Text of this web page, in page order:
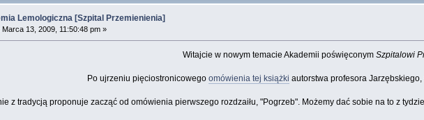
Lemologiczna [Szpital Przemienienia]
Marca 13, 2009, 11:50:48 pm »
Witajcie w nowym temacie Akademii poświęconymSzpitalowi
Po ujrzeniu pięciostronicowegoomówienia tej książki autorstwa profesora
z tradycją proponuje zacząć od omówienia pierwszego rozdzaiłu, "Pogrzeb". Możemy dać sobie na to z